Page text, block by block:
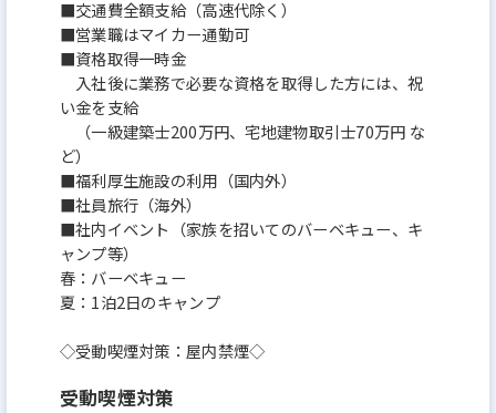
■交通費全額支給（高速代除く）
■営業職はマイカー通勤可
■資格取得一時金
入社後に業務で必要な資格を取得した方には、祝
い金を支給
（一級建築士200万円、宅地建物取引士70万円 な
ど）
■福利厚生施設の利用（国内外）
■社員旅行（海外）
■社内イベント（家族を招いてのバーベキュー、キ
ャンプ等）
春：バーベキュー
夏：1泊2日のキャンプ
◇受動喫煙対策：屋内禁煙◇
受動喫煙対策